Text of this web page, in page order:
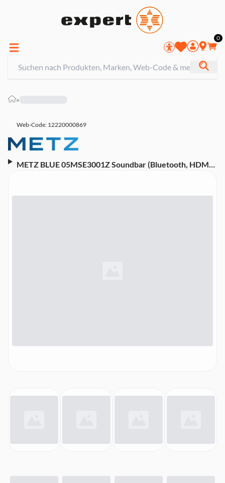
0
»
Web-Code: 12220000869
METZ BLUE 05MSE3001Z Soundbar (Bluetooth, HDMI